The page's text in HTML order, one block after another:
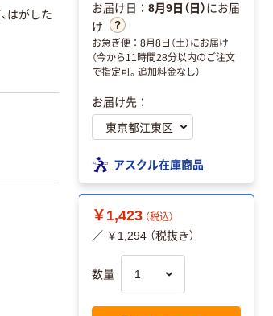
はがした
お届け日： 8月9日（日）にお届
け
お急ぎ便：8月8日（土）にお届け
（今から11時間28分以内のご注文
で指定可。追加料金なし）
お届け先：
アスクル在庫商品
￥1,423 （税込）
／ ￥1,294 （税抜き）
数量